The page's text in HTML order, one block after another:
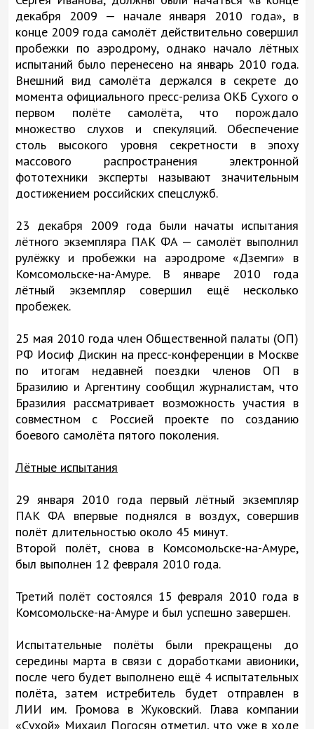
декабря 2009 — начале января 2010 года», в
конце 2009 года самолёт действительно совершил
пробежки по аэродрому, однако начало лётных
испытаний было перенесено на январь 2010 года.
Внешний вид самолёта держался в секрете до
момента официального пресс-релиза ОКБ Сухого о
первом полёте самолёта, что порождало
множество слухов и спекуляций. Обеспечение
столь высокого уровня секретности в эпоху
массового распространения электронной
фототехники эксперты называют значительным
достижением российских спецслужб.
23 декабря 2009 года были начаты испытания
лётного экземпляра ПАК ФА — самолёт выполнил
рулёжку и пробежки на аэродроме «Дземги» в
Комсомольске-на-Амуре. В январе 2010 года
лётный экземпляр совершил ещё несколько
пробежек.
25 мая 2010 года член Общественной палаты (ОП)
РФ Иосиф Дискин на пресс-конференции в Москве
по итогам недавней поездки членов ОП в
Бразилию и Аргентину сообщил журналистам, что
Бразилия рассматривает возможность участия в
совместном с Россией проекте по созданию
боевого самолёта пятого поколения.
Лётные испытания
29 января 2010 года первый лётный экземпляр
ПАК ФА впервые поднялся в воздух, совершив
полёт длительностью около 45 минут.
Второй полёт, снова в Комсомольске-на-Амуре,
был выполнен 12 февраля 2010 года.
Третий полёт состоялся 15 февраля 2010 года в
Комсомольске-на-Амуре и был успешно завершен.
Испытательные полёты были прекращены до
середины марта в связи с доработками авионики,
после чего будет выполнено ещё 4 испытательных
полёта, затем истребитель будет отправлен в
ЛИИ им. Громова в Жуковский. Глава компании
«Сухой» Михаил Погосян отметил, что уже в ходе